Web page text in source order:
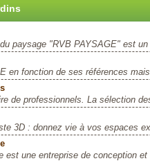
paysage "RVB PAYSAGE" est
en fonction de ses références
de professionnels. La sélection
3D : donnez vie à vos espaces
est une entreprise de conception